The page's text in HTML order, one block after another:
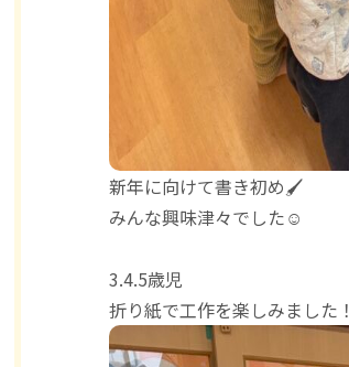
新年に向けて書き初め🖌️
みんな興味津々でした☺︎
3.4.5歳児
折り紙で工作を楽しみました！